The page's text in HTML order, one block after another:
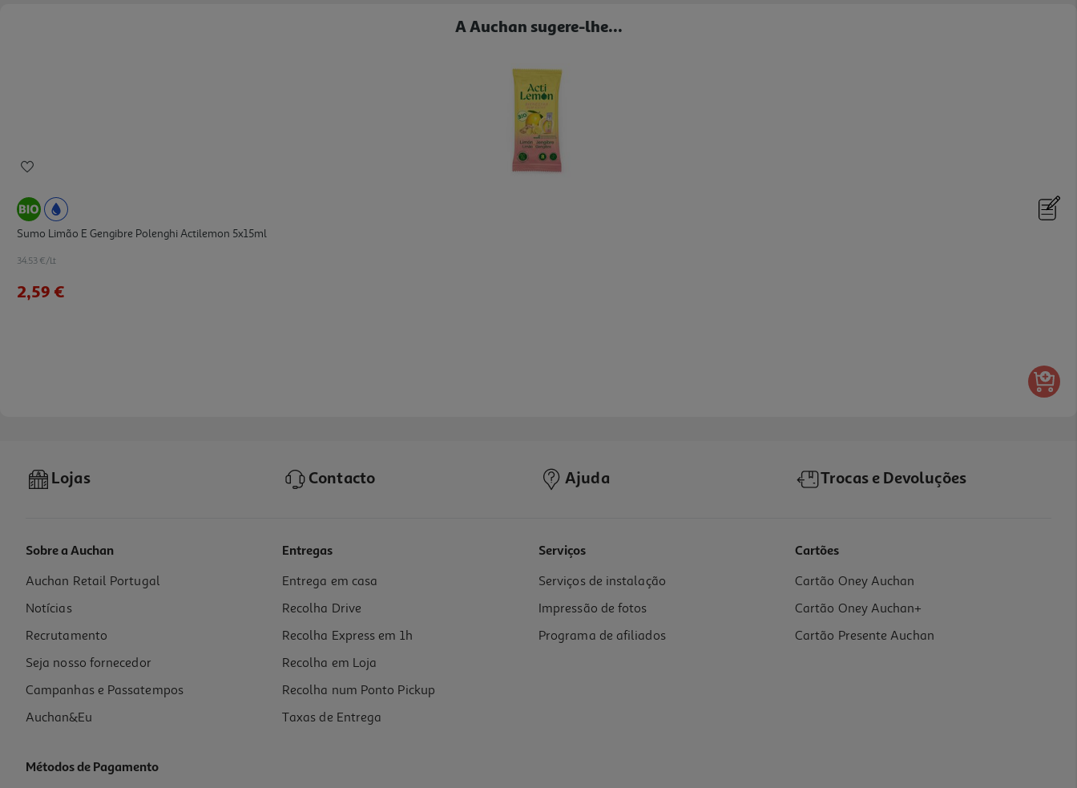
A Auchan sugere-lhe...
Sumo Limão E Gengibre Polenghi Actilemon 5x15ml
34.53 €/Lt
2,59 €
Lojas Contacto Ajuda Trocas e Devoluções
Sobre a Auchan
Auchan Retail Portugal
Notícias
Recrutamento
Seja nosso fornecedor
Campanhas e Passatempos
Auchan&Eu
Entregas
Entrega em casa
Recolha Drive
Recolha Express em 1h
Recolha em Loja
Recolha num Ponto Pickup
Taxas de Entrega
Serviços
Serviços de instalação
Impressão de fotos
Programa de afiliados
Cartões
Cartão Oney Auchan
Cartão Oney Auchan+
Cartão Presente Auchan
Métodos de Pagamento